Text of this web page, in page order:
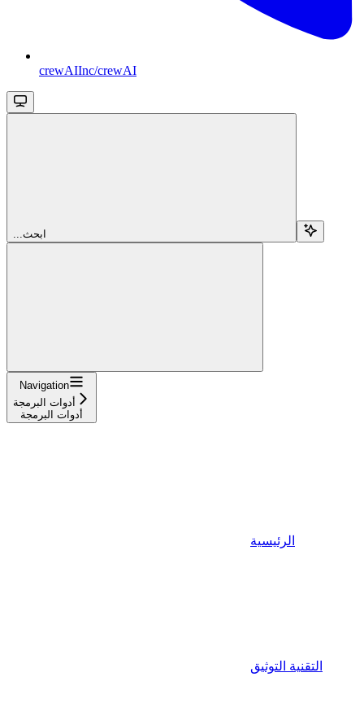
crewAIInc/crewAI
...ابحث
Navigation
أدوات البرمجة
أدوات البرمجة
الرئيسية
التقنية التوثيق